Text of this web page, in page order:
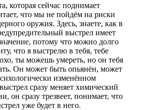
которая сейчас поднимает
что мы не пойдём на риски
оружия. Здесь, знаете, как в
выстрел имеет
потому что можно долго
что я выстрелю в тебя, тебе
ты можешь умереть, но он тебя
Он может быть опьянён, может
изменённом
сразу меняет химический
он сразу трезвеет, понимает, что
уже будет в него.